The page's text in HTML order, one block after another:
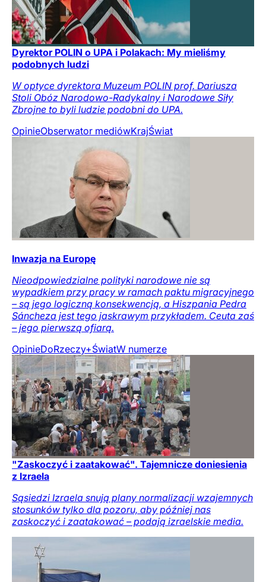
Dyrektor POLIN o UPA i Polakach: My mieliśmy
podobnych ludzi
W optyce dyrektora Muzeum POLIN prof. Dariusza
Stoli Obóz Narodowo-Radykalny i Narodowe Siły
Zbrojne to byli ludzie podobni do UPA.
OpinieObserwator mediówKrajŚwiat
Inwazja na Europę
Nieodpowiedzialne polityki narodowe nie są
wypadkiem przy pracy w ramach paktu migracyjnego
– są jego logiczną konsekwencją, a Hiszpania Pedra
Sáncheza jest tego jaskrawym przykładem. Ceuta zaś
– jego pierwszą ofiarą.
OpinieDoRzeczy+ŚwiatW numerze
"Zaskoczyć i zaatakować". Tajemnicze doniesienia
z Izraela
Sąsiedzi Izraela snują plany normalizacji wzajemnych
stosunków tylko dla pozoru, aby później nas
zaskoczyć i zaatakować – podają izraelskie media.